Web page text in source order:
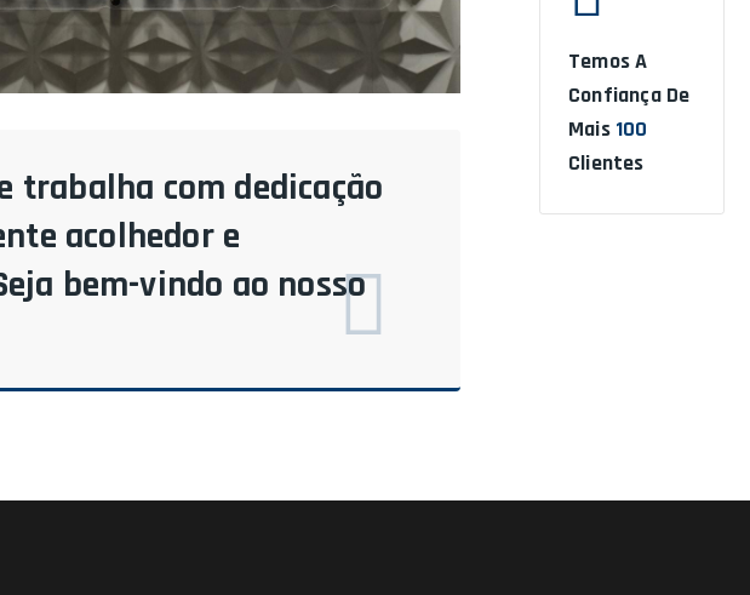
trabalha com dedicação
acolhedor e
bem-vindo ao nosso
Temos A
Confiança De
Mais 100
Clientes